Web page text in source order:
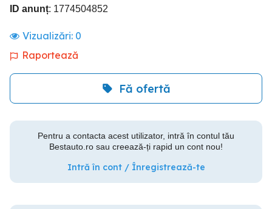
ID anunț: 1774504852
Vizualizări: 0
Raportează
Fă ofertă
Pentru a contacta acest utilizator, intră în contul tău
Bestauto.ro sau creează-ți rapid un cont nou!
Intră în cont / Înregistrează-te